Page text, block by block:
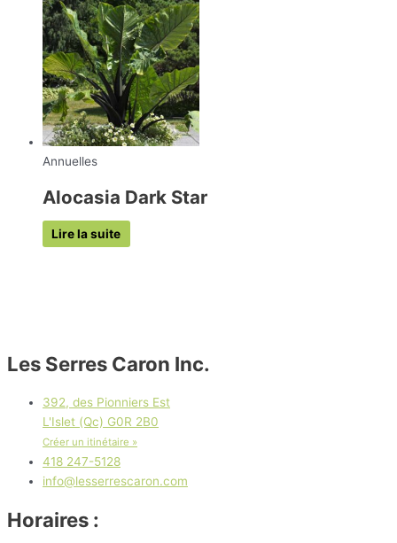
Annuelles
Alocasia Dark Star
Lire la suite
Les Serres Caron Inc.
392, des Pionniers Est
L'Islet (Qc) G0R 2B0
Créer un itinétaire »
418 247-5128
info@lesserrescaron.com
Horaires :